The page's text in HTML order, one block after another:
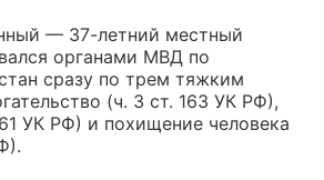
— 37-летний местный
органами МВД по
сразу по трем тяжким
(ч. 3 ст. 163 УК РФ),
УК РФ) и похищение человека